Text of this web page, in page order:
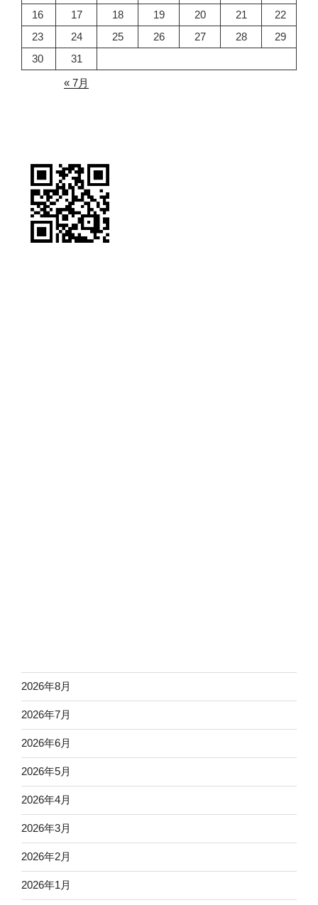
16
17 18 19 20 21
22
23
24 25 26 27 28
29
30
31
« 7月
2026年8月
2026年7月
2026年6月
2026年5月
2026年4月
2026年3月
2026年2月
2026年1月